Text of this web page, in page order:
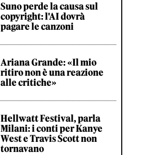
Suno perde la causa sul
copyright: l'AI dovrà
pagare le canzoni
Ariana Grande: «Il mio
ritiro non è una reazione
alle critiche»
Hellwatt Festival, parla
Milani: i conti per Kanye
West e Travis Scott non
tornavano